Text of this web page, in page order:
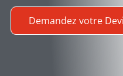
Demandez votre